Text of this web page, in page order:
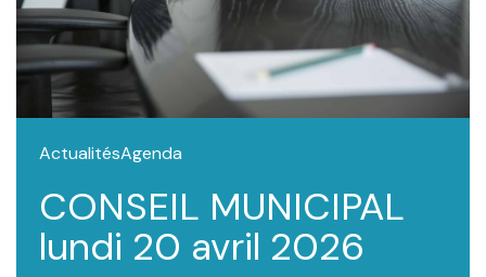
ActualitésAgenda
CONSEIL MUNICIPAL
lundi 20 avril 2026